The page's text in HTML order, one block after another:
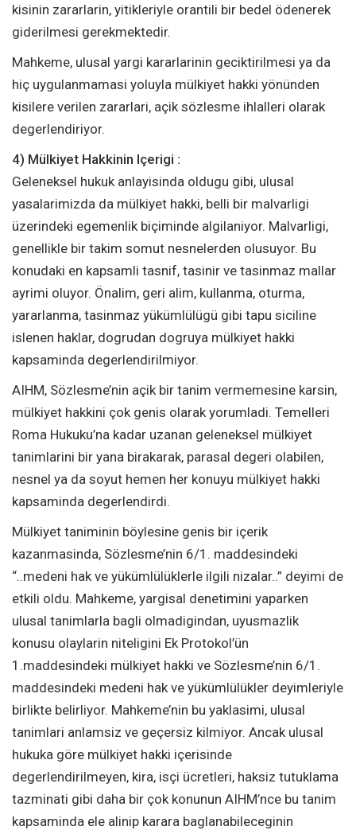
kisinin zararlarin, yitikleriyle orantili bir bedel ödenerek
giderilmesi gerekmektedir.
Mahkeme, ulusal yargi kararlarinin geciktirilmesi ya da
hiç uygulanmamasi yoluyla mülkiyet hakki yönünden
kisilere verilen zararlari, açik sözlesme ihlalleri olarak
degerlendiriyor.
4) Mülkiyet Hakkinin Içerigi :
Geleneksel hukuk anlayisinda oldugu gibi, ulusal
yasalarimizda da mülkiyet hakki, belli bir malvarligi
üzerindeki egemenlik biçiminde algilaniyor. Malvarligi,
genellikle bir takim somut nesnelerden olusuyor. Bu
konudaki en kapsamli tasnif, tasinir ve tasinmaz mallar
ayrimi oluyor. Önalim, geri alim, kullanma, oturma,
yararlanma, tasinmaz yükümlülügü gibi tapu siciline
islenen haklar, dogrudan dogruya mülkiyet hakki
kapsaminda degerlendirilmiyor.
AIHM, Sözlesme’nin açik bir tanim vermemesine karsin,
mülkiyet hakkini çok genis olarak yorumladi. Temelleri
Roma Hukuku’na kadar uzanan geleneksel mülkiyet
tanimlarini bir yana birakarak, parasal degeri olabilen,
nesnel ya da soyut hemen her konuyu mülkiyet hakki
kapsaminda degerlendirdi.
Mülkiyet taniminin böylesine genis bir içerik
kazanmasinda, Sözlesme’nin 6/1. maddesindeki
“..medeni hak ve yükümlülüklerle ilgili nizalar..” deyimi de
etkili oldu. Mahkeme, yargisal denetimini yaparken
ulusal tanimlarla bagli olmadigindan, uyusmazlik
konusu olaylarin niteligini Ek Protokol’ün
1.maddesindeki mülkiyet hakki ve Sözlesme’nin 6/1.
maddesindeki medeni hak ve yükümlülükler deyimleriyle
birlikte belirliyor. Mahkeme’nin bu yaklasimi, ulusal
tanimlari anlamsiz ve geçersiz kilmiyor. Ancak ulusal
hukuka göre mülkiyet hakki içerisinde
degerlendirilmeyen, kira, isçi ücretleri, haksiz tutuklama
tazminati gibi daha bir çok konunun AIHM’nce bu tanim
kapsaminda ele alinip karara baglanabileceginin